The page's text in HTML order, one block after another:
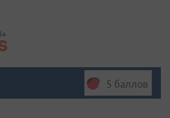
5 баллов